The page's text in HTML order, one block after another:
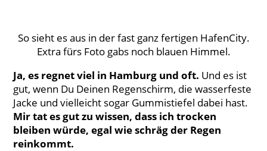
So sieht es aus in der fast ganz fertigen HafenCity.
Extra fürs Foto gabs noch blauen Himmel.
Ja, es regnet viel in Hamburg und oft. Und es ist
gut, wenn Du Deinen Regenschirm, die wasserfeste
Jacke und vielleicht sogar Gummistiefel dabei hast.
Mir tat es gut zu wissen, dass ich trocken
bleiben würde, egal wie schräg der Regen
reinkommt.